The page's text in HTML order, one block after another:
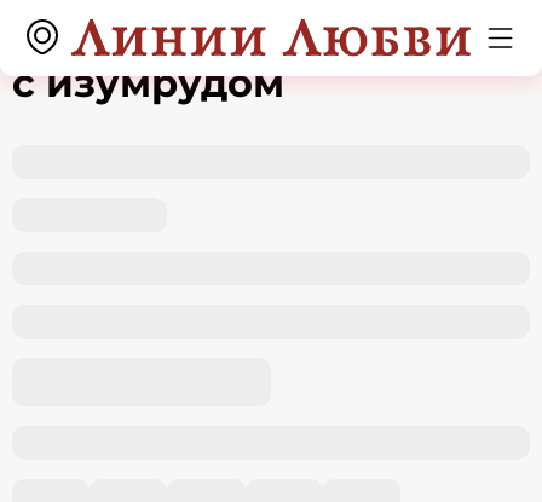
Серьги из белого золота
с изумрудом